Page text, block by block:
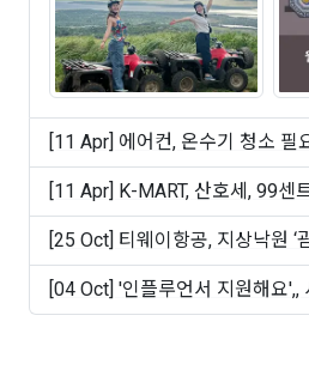
[11 Apr] 에어컨, 온수기 청소 필
[11 Apr] K-MART, 산호세, 99센트 마켓에 한국 과일 및
빵 ..
[25 Oct] 티웨이항공, 지상낙원 ‘
[04 Oct] '인플루언서 지원해요',,
케..